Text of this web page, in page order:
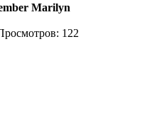
Marilyn
122